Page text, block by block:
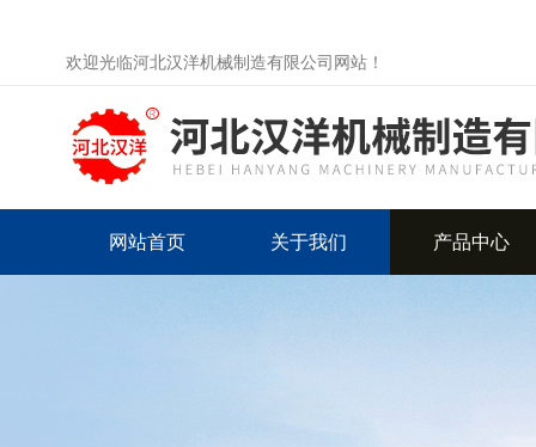
欢迎光临河北汉洋机械制造有限公司网站！
网站首页 关于我们 产品中心